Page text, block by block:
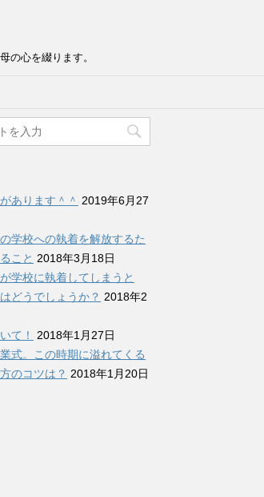
の心を綴ります。
あります＾＾ 2019年6月27
学校への執着を解放するた
こと 2018年3月18日
学校に執着してしまうと
どうでしょうか？ 2018年2
て！
2018年1月27日
式。この時期に溢れてくる
のコツは？ 2018年1月20日